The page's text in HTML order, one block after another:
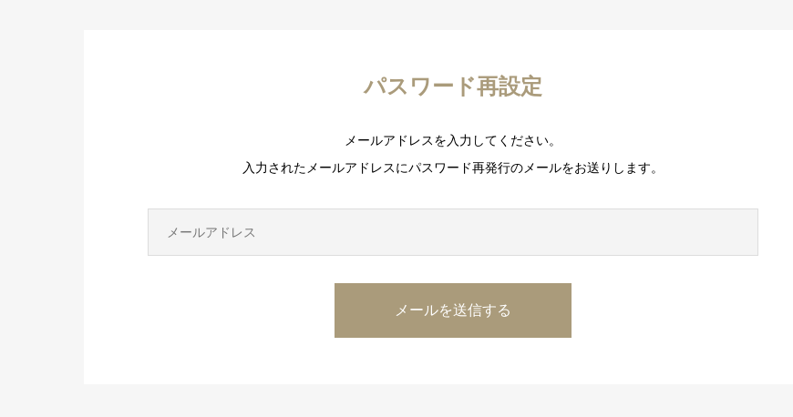
パスワード再設定
メールアドレスを入力してください。
入力されたメールアドレスにパスワード再発行のメールをお送りします。